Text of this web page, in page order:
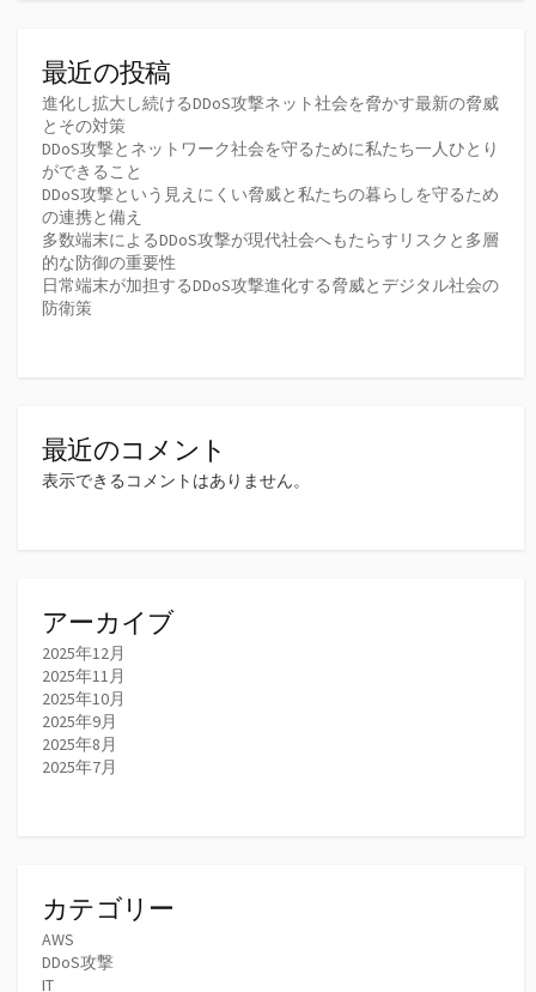
最近の投稿
進化し拡大し続けるDDoS攻撃ネット社会を脅かす最新の脅威
とその対策
DDoS攻撃とネットワーク社会を守るために私たち一人ひとり
ができること
DDoS攻撃という見えにくい脅威と私たちの暮らしを守るため
の連携と備え
多数端末によるDDoS攻撃が現代社会へもたらすリスクと多層
的な防御の重要性
日常端末が加担するDDoS攻撃進化する脅威とデジタル社会の
防衛策
最近のコメント
表示できるコメントはありません。
アーカイブ
2025年12月
2025年11月
2025年10月
2025年9月
2025年8月
2025年7月
カテゴリー
AWS
DDoS攻撃
IT